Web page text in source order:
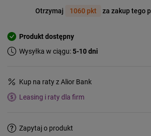
Otrzymaj 1060 pkt za zakup tego
Produkt dostępny
Wysyłka w ciągu:5-10 dni
Kup na raty z Alior Bank
Leasing i raty dla firm
Zapytaj o produkt